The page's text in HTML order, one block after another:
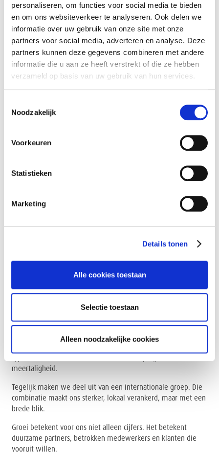
personaliseren, om functies voor social media te bieden
en om ons websiteverkeer te analyseren. Ook delen we
informatie over uw gebruik van onze site met onze
partners voor social media, adverteren en analyse. Deze
partners kunnen deze gegevens combineren met andere
informatie die u aan ze heeft verstrekt of die ze hebben
verzameld op basis van uw gebruik van hun services.
Noodzakelijk
Voorkeuren
Statistieken
Marketing
Details tonen
Alle cookies toestaan
Selectie toestaan
Alleen noodzakelijke cookies
Groei zit niet altijd in “meer”.
Soms zit ze in beter georganiseerd, slimmer ingezet,
creatiever gecombineerd.
Dat vraagt leiderschap. Van klanten, maar ook van ons.
Ondernemen is
vooruitkijken, ook als het
schuurt
Wat ons bijbleef tijdens de Voka Rentree, was niet één quote,
wanneer de context onzeker is.
Het is een vereiste.
Hoe organiseer je dienstverlening wanneer verwachtingen
Het antwoord ligt niet in afwachten. Maar in durven schakelen.
Vlaamse nuchterheid,
internationale ambitie
meertaligheid.
Tegelijk maken we deel uit van een internationale groep. Die
combinatie maakt ons sterker, lokaal verankerd, maar met een
brede blik.
Groei betekent voor ons niet alleen cijfers. Het betekent
duurzame partners, betrokken medewerkers en klanten die
vooruit willen.